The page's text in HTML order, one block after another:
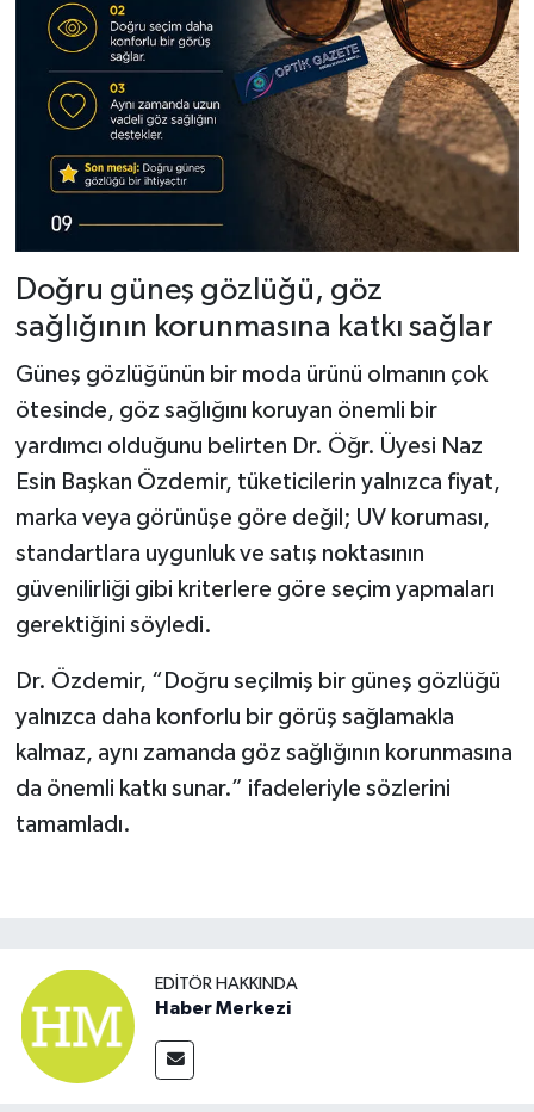
Doğru güneş gözlüğü, göz
sağlığının korunmasına katkı sağlar
Güneş gözlüğünün bir moda ürünü olmanın çok
ötesinde, göz sağlığını koruyan önemli bir
yardımcı olduğunu belirten Dr. Öğr. Üyesi Naz
Esin Başkan Özdemir, tüketicilerin yalnızca fiyat,
marka veya görünüşe göre değil; UV koruması,
standartlara uygunluk ve satış noktasının
güvenilirliği gibi kriterlere göre seçim yapmaları
gerektiğini söyledi.
Dr. Özdemir, “Doğru seçilmiş bir güneş gözlüğü
yalnızca daha konforlu bir görüş sağlamakla
kalmaz, aynı zamanda göz sağlığının korunmasına
da önemli katkı sunar.” ifadeleriyle sözlerini
tamamladı.
EDITÖR HAKKINDA
Haber Merkezi